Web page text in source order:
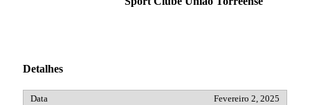
Detalhes
Fevereiro 2, 2025